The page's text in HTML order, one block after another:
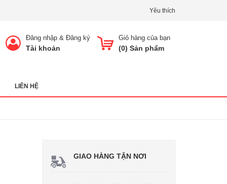
Yêu thích
Giỏ hàng của bạn
(0) Sản phẩm
Đăng nhập & Đăng ký
Tài khoản
LIÊN HỆ
GIAO HÀNG TẬN NƠI